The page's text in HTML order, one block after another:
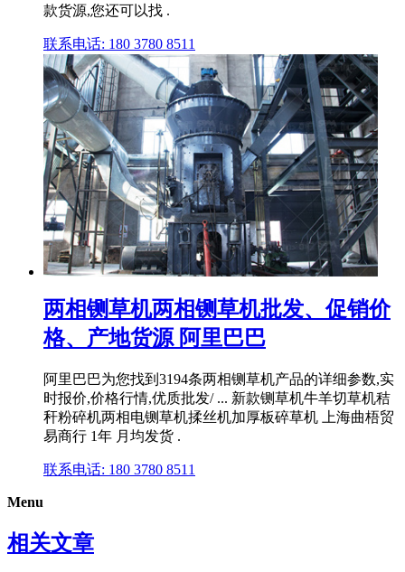
款货源,您还可以找 .
联系电话: 180 3780 8511
两相铡草机两相铡草机批发、促销价
格、产地货源 阿里巴巴
阿里巴巴为您找到3194条两相铡草机产品的详细参数,实
时报价,价格行情,优质批发/ ... 新款铡草机牛羊切草机秸
秆粉碎机两相电铡草机揉丝机加厚板碎草机 上海曲梧贸
易商行 1年 月均发货 .
联系电话: 180 3780 8511
Menu
相关文章